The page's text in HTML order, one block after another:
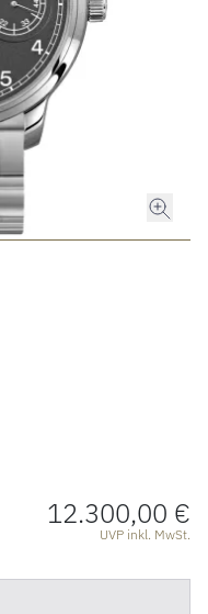
12.300,00 €
UVP inkl. MwSt.